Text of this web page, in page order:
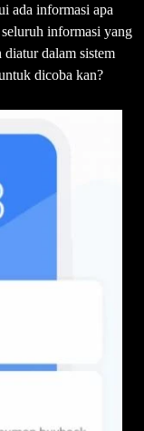
ada informasi apa
informasi yang
dalam sistem
dicoba kan?